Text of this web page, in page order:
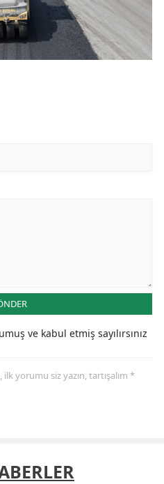
ve kabul etmiş sayılırsınız
yorumu siz yazın, tartışalım *